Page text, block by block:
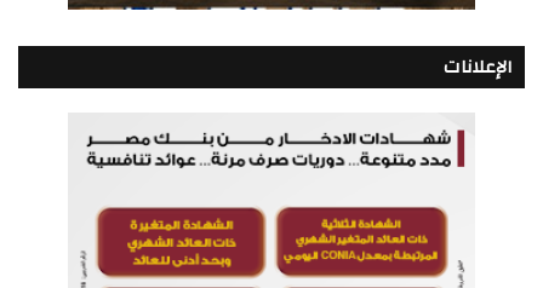
الإعلانات